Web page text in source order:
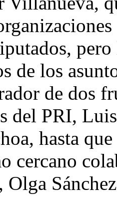
de los
de dos
del PRI,
hasta
cercano
Olga